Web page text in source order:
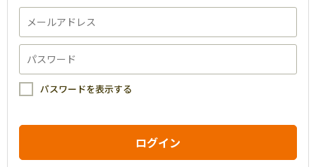
パスワードを表示する